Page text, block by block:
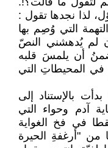
لذا نجدها تقول :
التي وُصِم بها
لم يُدهشني النصّ
أن يلمسَ قلبه
المحيطاتِ التي
بالإستناد إلى
آدم وحواء التي
في فخ الغواية
من "أرغفةِ الحيرة